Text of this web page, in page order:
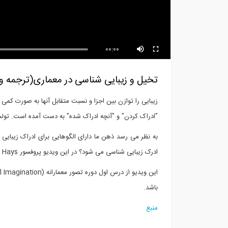
00:00
تخیل و زیبایی شناسی در معماری(ترجمه و
زیبایی را توازن بین اجزا و نسبت متقابل آنها به صورت
"ادراک کردن" و "آنچه ادراک شده" به دست آمده است.
به نظر می رسد ذهن ما دارای الگوهایی برای ادراک
ادرک زیبایی شناسی می شود؟ در این ویدیو پروفسور Michael Hays نقش تخیل را در زیبایی شناسی معمارانه به زیبایی شرح خواهد دارد.
این ویدیو از درس اول دوره تصور معمارانه (Architectural Imagination) خدمت شما عرضه می شود که ارائه ای از
باشد.
منبع